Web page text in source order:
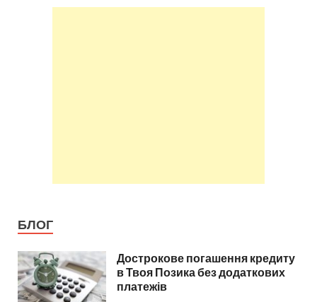
БЛОГ
Дострокове погашення кредиту
в Твоя Позика без додаткових
платежів